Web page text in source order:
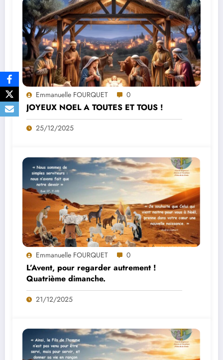
Emmanuelle FOURQUET 0
JOYEUX NOEL A TOUTES ET TOUS !
25/12/2025
Emmanuelle FOURQUET 0
L’Avent, pour regarder autrement !
Quatrième dimanche.
21/12/2025